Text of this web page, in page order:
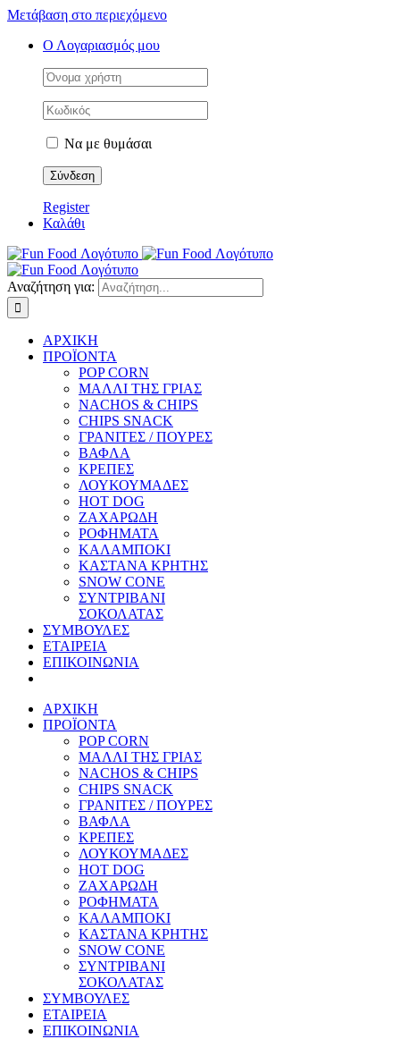
Μετάβαση στο περιεχόμενο
Ο Λογαριασμός μου
Να με θυμάσαι
Register
Καλάθι
Αναζήτηση για:
ΑΡΧΙΚΗ
ΠΡΟΪΟΝΤΑ
POP CORN
ΜΑΛΛΙ ΤΗΣ ΓΡΙΑΣ
NACHOS & CHIPS
CHIPS SNACK
ΓΡΑΝΙΤΕΣ / ΠΟΥΡΕΣ
ΒΑΦΛΑ
ΚΡΕΠΕΣ
ΛΟΥΚΟΥΜΑΔΕΣ
HOT DOG
ΖΑΧΑΡΩΔΗ
ΡΟΦΗΜΑΤΑ
ΚΑΛΑΜΠΟΚΙ
ΚΑΣΤΑΝΑ ΚΡΗΤΗΣ
SNOW CONE
ΣΥΝΤΡΙΒΑΝΙ
ΣΟΚΟΛΑΤΑΣ
ΣΥΜΒΟΥΛΕΣ
ΕΤΑΙΡΕΙΑ
ΕΠΙΚΟΙΝΩΝΙΑ
ΑΡΧΙΚΗ
ΠΡΟΪΟΝΤΑ
POP CORN
ΜΑΛΛΙ ΤΗΣ ΓΡΙΑΣ
NACHOS & CHIPS
CHIPS SNACK
ΓΡΑΝΙΤΕΣ / ΠΟΥΡΕΣ
ΒΑΦΛΑ
ΚΡΕΠΕΣ
ΛΟΥΚΟΥΜΑΔΕΣ
HOT DOG
ΖΑΧΑΡΩΔΗ
ΡΟΦΗΜΑΤΑ
ΚΑΛΑΜΠΟΚΙ
ΚΑΣΤΑΝΑ ΚΡΗΤΗΣ
SNOW CONE
ΣΥΝΤΡΙΒΑΝΙ
ΣΟΚΟΛΑΤΑΣ
ΣΥΜΒΟΥΛΕΣ
ΕΤΑΙΡΕΙΑ
ΕΠΙΚΟΙΝΩΝΙΑ